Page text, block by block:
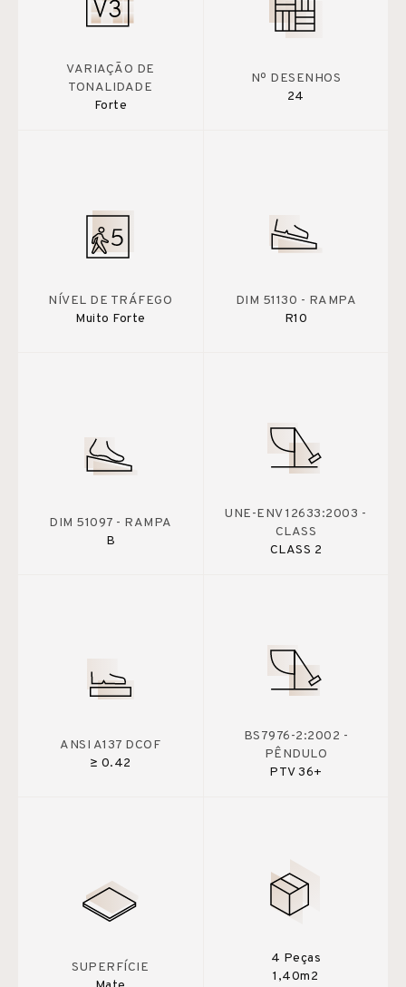
VARIAÇÃO DE
TONALIDADE
Forte
Nº DESENHOS
24
NÍVEL DE TRÁFEGO
Muito Forte
DIM 51130 - RAMPA
R10
DIM 51097 - RAMPA
B
UNE-ENV 12633:2003 -
CLASS
CLASS 2
ANSI A137 DCOF
≥ 0.42
BS7976-2:2002 -
PÊNDULO
PTV 36+
SUPERFÍCIE
4 Peças
1,40m2